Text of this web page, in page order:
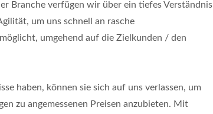
Branche verfügen wir über ein tiefes Verständnis
um uns schnell an rasche
umgehend auf die Zielkunden / den
haben, können sie sich auf uns verlassen, um
zu angemessenen Preisen anzubieten. Mit